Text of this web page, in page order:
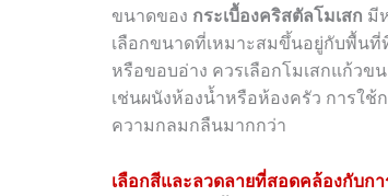
ขนาดของ กระเบื้องคริสตัลโมเสก มี
เลือกขนาดที่เหมาะสมขึ้นอยู่กับพื้นที่
หรือขอบอ่าง ควรเลือกโมเสกแก้วข
เช่นผนังห้องน้ำหรือห้องครัว การใช้
ความกลมกลืนมากกว่า
เลือกสีและลวดลายที่สอดคล้องกับก